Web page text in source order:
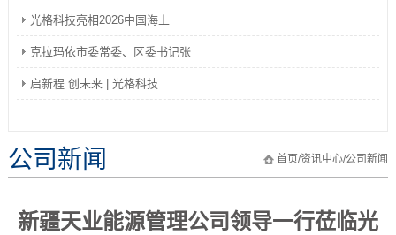
光格科技亮相2026中国海上
克拉玛依市委常委、区委书记张
启新程 创未来 | 光格科技
首页/资讯中心/公司新闻
公司新闻
新疆天业能源管理公司领导一行莅临光